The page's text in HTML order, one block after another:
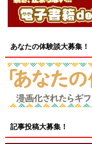
あなたの体験談大募集！
記事投稿大募集！